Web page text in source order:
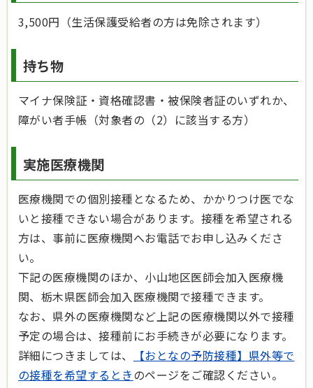
3,500円（生活保護受給者の方は免除されます）
持ち物
マイナ保険証・資格確認書・被保険者証のいずれか、
障がい者手帳（対象者の（2）に該当する方）
実施医療機関
医療機関での個別接種となるため、かかりつけ医でな
いと接種できない場合があります。接種を希望される
方は、事前に医療機関へお電話でお申し込みくださ
い。
下記の医療機関のほか、小山地区医師会加入医療機
関、栃木県医師会加入医療機関で接種できます。
なお、県外の医療機関など上記の医療機関以外で接種
予定の場合は、接種前にお手続きが必要になります。
詳細につきましては、
【おとなの予防接種】県外等で
の接種を希望するときのページをご確認ください。